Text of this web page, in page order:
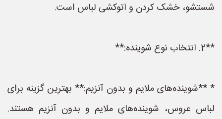
شستشو، خشک کردن و اتوکشی لباس است.
**2. انتخاب نوع شوینده:**
* **شوینده‌های ملایم و بدون آنزیم:** بهترین گزینه برای
لباس عروس، شوینده‌های ملایم و بدون آنزیم هستند.